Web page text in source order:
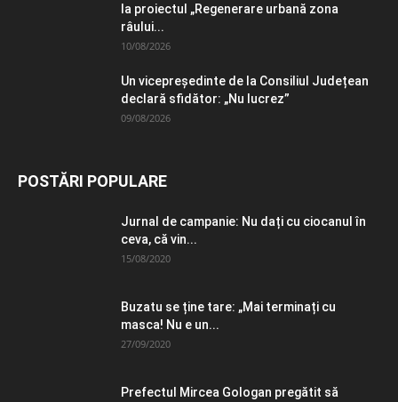
la proiectul „Regenerare urbană zona
râului...
10/08/2026
Un vicepreședinte de la Consiliul Județean
declară sfidător: „Nu lucrez”
09/08/2026
POSTĂRI POPULARE
Jurnal de campanie: Nu dați cu ciocanul în
ceva, că vin...
15/08/2020
Buzatu se ține tare: „Mai terminați cu
masca! Nu e un...
27/09/2020
Prefectul Mircea Gologan pregătit să